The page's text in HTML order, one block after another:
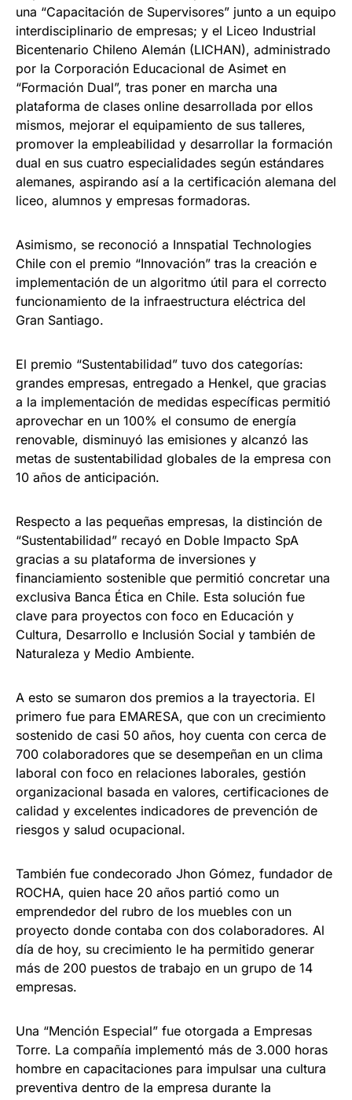
una “Capacitación de Supervisores” junto a un equipo
interdisciplinario de empresas; y el Liceo Industrial
Bicentenario Chileno Alemán (LICHAN), administrado
por la Corporación Educacional de Asimet en
“Formación Dual”, tras poner en marcha una
plataforma de clases online desarrollada por ellos
mismos, mejorar el equipamiento de sus talleres,
promover la empleabilidad y desarrollar la formación
dual en sus cuatro especialidades según estándares
alemanes, aspirando así a la certificación alemana del
liceo, alumnos y empresas formadoras.
Asimismo, se reconoció a Innspatial Technologies
Chile con el premio “Innovación” tras la creación e
implementación de un algoritmo útil para el correcto
funcionamiento de la infraestructura eléctrica del
Gran Santiago.
El premio “Sustentabilidad” tuvo dos categorías:
grandes empresas, entregado a Henkel, que gracias
a la implementación de medidas específicas permitió
aprovechar en un 100% el consumo de energía
renovable, disminuyó las emisiones y alcanzó las
metas de sustentabilidad globales de la empresa con
10 años de anticipación.
Respecto a las pequeñas empresas, la distinción de
“Sustentabilidad” recayó en Doble Impacto SpA
gracias a su plataforma de inversiones y
financiamiento sostenible que permitió concretar una
exclusiva Banca Ética en Chile. Esta solución fue
clave para proyectos con foco en Educación y
Cultura, Desarrollo e Inclusión Social y también de
Naturaleza y Medio Ambiente.
A esto se sumaron dos premios a la trayectoria. El
primero fue para EMARESA, que con un crecimiento
sostenido de casi 50 años, hoy cuenta con cerca de
700 colaboradores que se desempeñan en un clima
laboral con foco en relaciones laborales, gestión
organizacional basada en valores, certificaciones de
calidad y excelentes indicadores de prevención de
riesgos y salud ocupacional.
También fue condecorado Jhon Gómez, fundador de
ROCHA, quien hace 20 años partió como un
emprendedor del rubro de los muebles con un
proyecto donde contaba con dos colaboradores. Al
día de hoy, su crecimiento le ha permitido generar
más de 200 puestos de trabajo en un grupo de 14
empresas.
Una “Mención Especial” fue otorgada a Empresas
Torre. La compañía implementó más de 3.000 horas
hombre en capacitaciones para impulsar una cultura
preventiva dentro de la empresa durante la